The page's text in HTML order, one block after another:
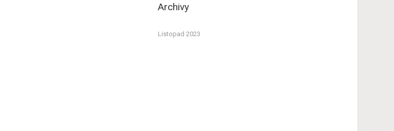
Archivy
Listopad 2023